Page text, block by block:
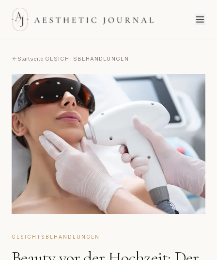
Startseite·GESICHTSBEHANDLUNGEN
GESICHTSBEHANDLUNGEN